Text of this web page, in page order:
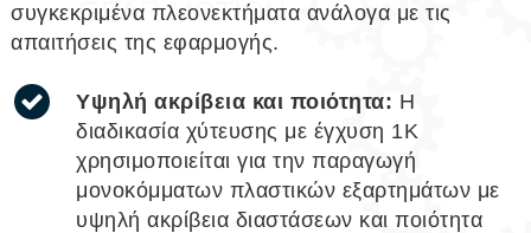
συγκεκριμένα πλεονεκτήματα ανάλογα με τις
απαιτήσεις της εφαρμογής.
Υψηλή ακρίβεια και ποιότητα: Η
διαδικασία χύτευσης με έγχυση 1Κ
χρησιμοποιείται για την παραγωγή
μονοκόμματων πλαστικών εξαρτημάτων με
υψηλή ακρίβεια διαστάσεων και ποιότητα